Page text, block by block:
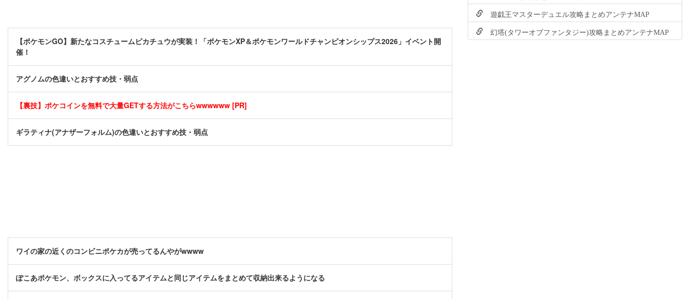
【ポケモンGO】新たなコスチュームピカチュウが実装！「ポケモンXP＆ポケモンワールドチャンピオンシップス2026」イベント開
催！
アグノムの色違いとおすすめ技・弱点
【裏技】ポケコインを無料で大量GETする方法がこちらwwwwww [PR]
ギラティナ(アナザーフォルム)の色違いとおすすめ技・弱点
ワイの家の近くのコンビニポケカが売ってるんやがwwww
ぽこあポケモン、ボックスに入ってるアイテムと同じアイテムをまとめて収納出来るようになる
遊戯王マスターデュエル攻略まとめアンテナMAP
幻塔(タワーオブファンタジー)攻略まとめアンテナMAP